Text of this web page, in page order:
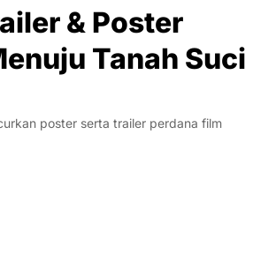
& Poster
Tanah Suci
poster serta trailer perdana film